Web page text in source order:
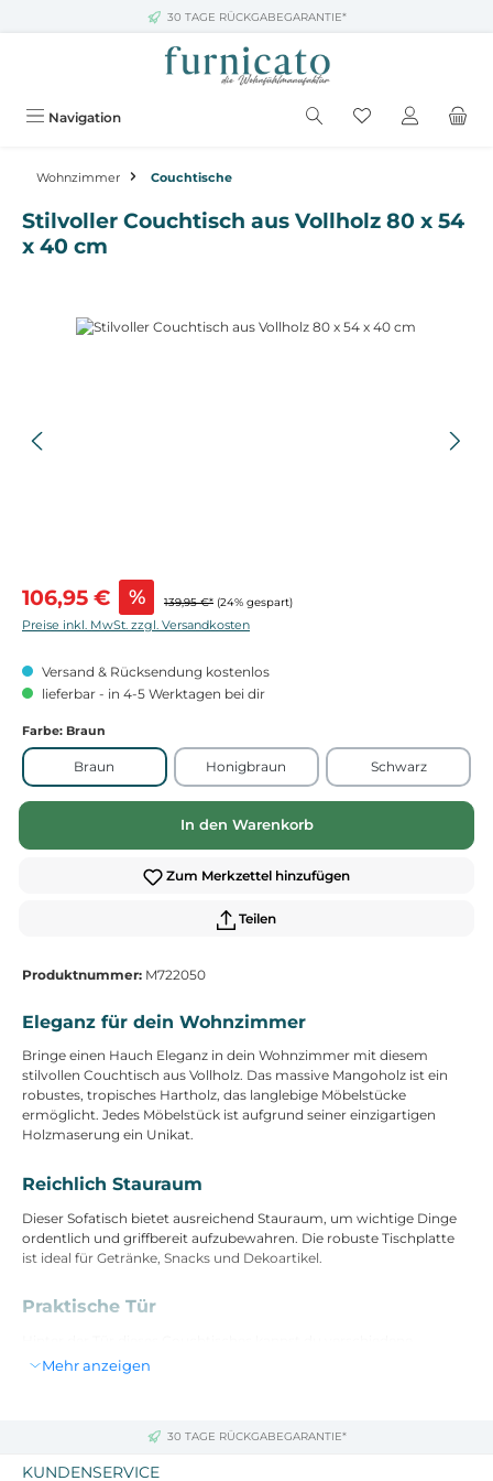
Zum Hauptinhalt springen30 TAGE RÜCKGABEGARANTIE*
Navigation
Wohnzimmer Couchtische
Stilvoller Couchtisch aus Vollholz 80 x 54
x 40 cm
Bildergalerie überspringen
Verkaufspreis:
106,95 € % 139,95 €* (24% gespart)
Preise inkl. MwSt. zzgl. Versandkosten
Versand & Rücksendung kostenlos
lieferbar - in 4-5 Werktagen bei dir
Farbe: Braun
Braun Honigbraun Schwarz
In den Warenkorb
Zum Merkzettel hinzufügen
Teilen
Produktnummer: M722050
Eleganz für dein Wohnzimmer
Bringe einen Hauch Eleganz in dein Wohnzimmer mit diesem
stilvollen Couchtisch aus Vollholz. Das massive Mangoholz ist ein
robustes, tropisches Hartholz, das langlebige Möbelstücke
ermöglicht. Jedes Möbelstück ist aufgrund seiner einzigartigen
Holzmaserung ein Unikat.
Reichlich Stauraum
Dieser Sofatisch bietet ausreichend Stauraum, um wichtige Dinge
ordentlich und griffbereit aufzubewahren. Die robuste Tischplatte
ist ideal für Getränke, Snacks und Dekoartikel.
Praktische Tür
wichtige Sachen staubfrei aufbewahren und verstecken.
Mit einem handgeschnitzten Muster versehen, bringt der
Couchtisch Luxus und Eleganz in dein Interieur und wird überall ein
Mehr anzeigen
30 TAGE RÜCKGABEGARANTIE*
KUNDENSERVICE